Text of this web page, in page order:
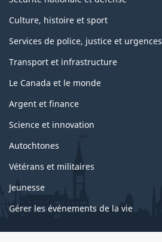
Culture, histoire et sport
Services de police, justice et urgences
Transport et infrastructure
Le Canada et le monde
Argent et finance
Science et innovation
Autochtones
Vétérans et militaires
Jeunesse
Gérer les événements de la vie